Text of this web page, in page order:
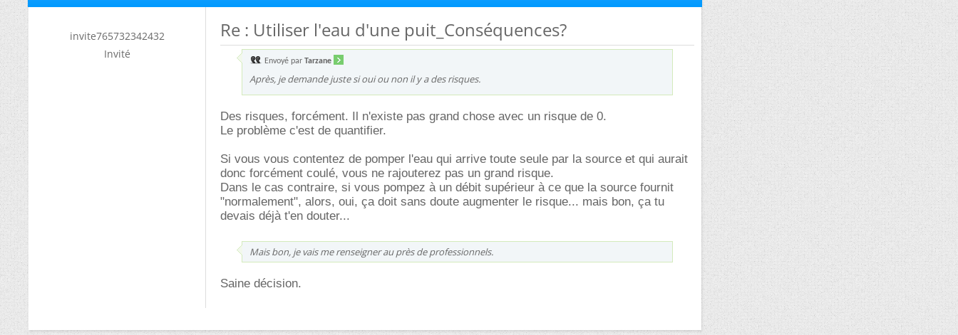
invite765732342432
Invité
Re : Utiliser l'eau d'une puit_Conséquences?
Envoyé par Tarzane
Après, je demande juste si oui ou non il y a des risques.
Des risques, forcément. Il n'existe pas grand chose avec un risque de 0.
Le problème c'est de quantifier.
Si vous vous contentez de pomper l'eau qui arrive toute seule par la source et qui aurait
donc forcément coulé, vous ne rajouterez pas un grand risque.
Dans le cas contraire, si vous pompez à un débit supérieur à ce que la source fournit
"normalement", alors, oui, ça doit sans doute augmenter le risque... mais bon, ça tu
devais déjà t'en douter...
Mais bon, je vais me renseigner au près de professionnels.
Saine décision.